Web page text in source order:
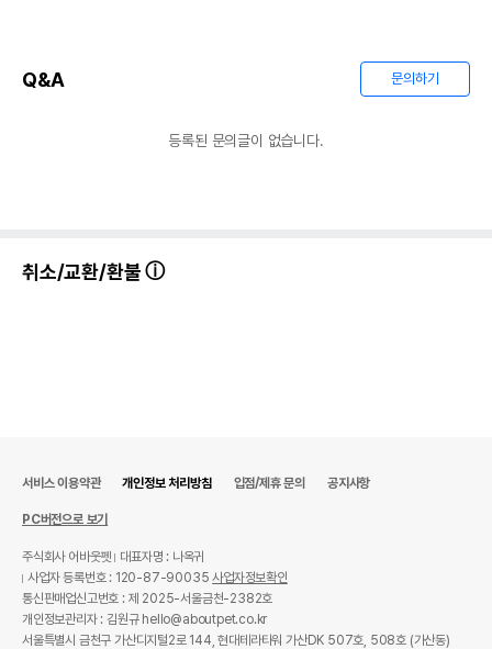
Q&A 문의하기
등록된 문의글이 없습니다.
취소/교환/환불
서비스 이용약관 개인정보 처리방침 입점/제휴 문의 공지사항
PC버전으로 보기
주식회사 어바웃펫
대표자명 : 나옥귀
사업자 등록번호 : 120-87-90035사업자정보확인
통신판매업신고번호 : 제 2025-서울금천-2382호
개인정보관리자 : 김원규 hello@aboutpet.co.kr
서울특별시 금천구 가산디지털2로 144, 현대테라타워 가산DK 507호, 508호 (가산동)